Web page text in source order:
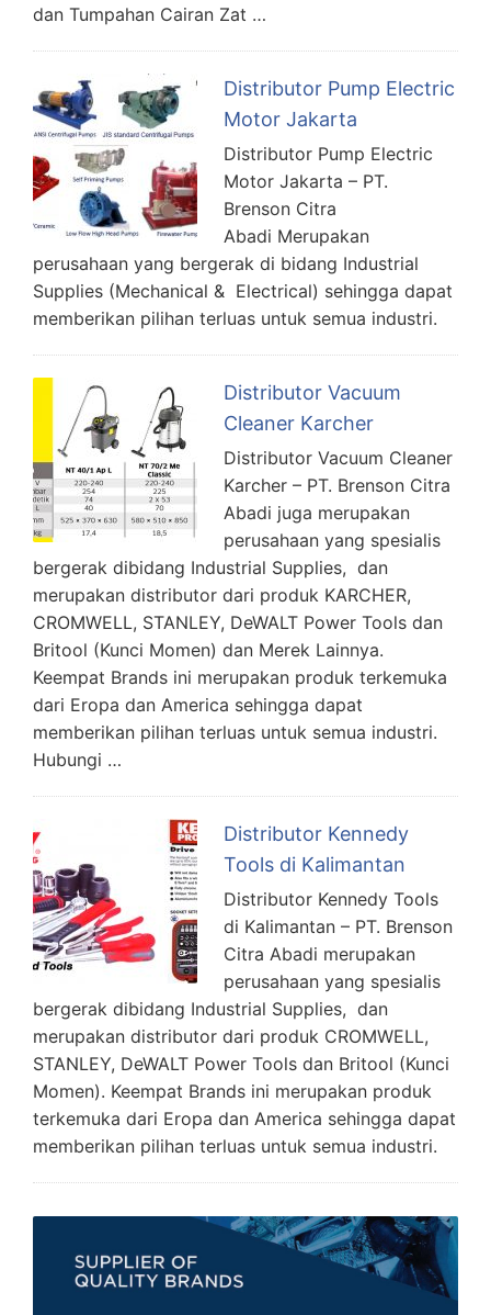
dan Tumpahan Cairan Zat …
Distributor Pump Electric
Motor Jakarta
Distributor Pump Electric
Motor Jakarta – PT.
Brenson Citra
Abadi Merupakan
perusahaan yang bergerak di bidang Industrial
Supplies (Mechanical & Electrical) sehingga dapat
memberikan pilihan terluas untuk semua industri.
Distributor Vacuum
Cleaner Karcher
Distributor Vacuum Cleaner
Karcher – PT. Brenson Citra
Abadi juga merupakan
perusahaan yang spesialis
bergerak dibidang Industrial Supplies, dan
merupakan distributor dari produk KARCHER,
CROMWELL, STANLEY, DeWALT Power Tools dan
Britool (Kunci Momen) dan Merek Lainnya.
Keempat Brands ini merupakan produk terkemuka
dari Eropa dan America sehingga dapat
memberikan pilihan terluas untuk semua industri.
Hubungi …
Distributor Kennedy
Tools di Kalimantan
Distributor Kennedy Tools
di Kalimantan – PT. Brenson
Citra Abadi merupakan
perusahaan yang spesialis
bergerak dibidang Industrial Supplies, dan
merupakan distributor dari produk CROMWELL,
STANLEY, DeWALT Power Tools dan Britool (Kunci
Momen). Keempat Brands ini merupakan produk
terkemuka dari Eropa dan America sehingga dapat
memberikan pilihan terluas untuk semua industri.